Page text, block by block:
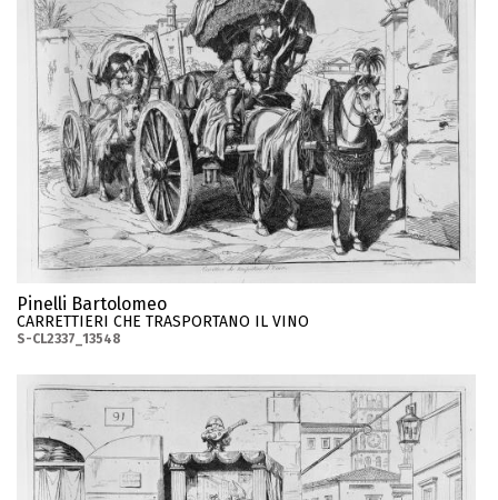
Pinelli Bartolomeo
CARRETTIERI CHE TRASPORTANO IL VINO
S-CL2337_13548